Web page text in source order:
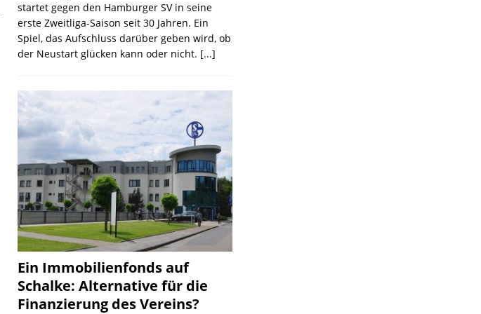
startet gegen den Hamburger SV in seine
erste Zweitliga-Saison seit 30 Jahren. Ein
Spiel, das Aufschluss darüber geben wird, ob
der Neustart glücken kann oder nicht. [...]
Ein Immobilienfonds auf
Schalke: Alternative für die
Finanzierung des Vereins?